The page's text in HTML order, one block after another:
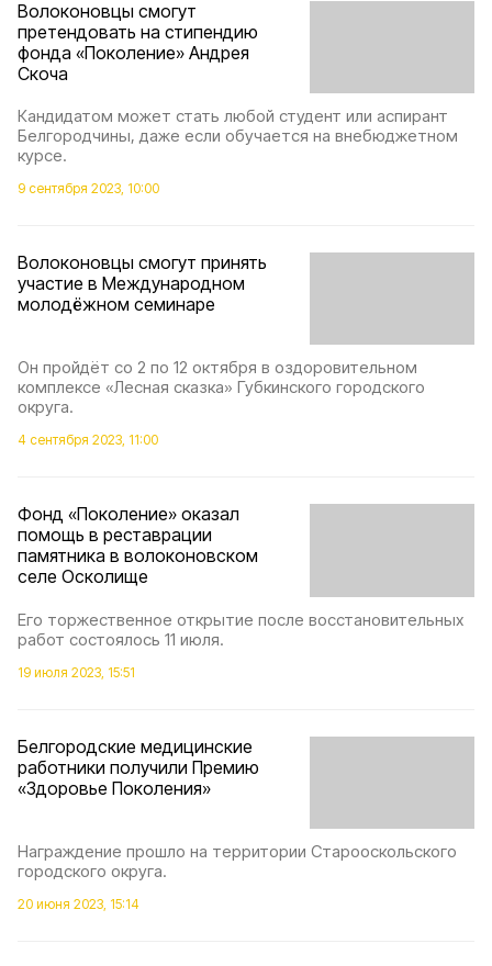
Волоконовцы смогут
претендовать на стипендию
фонда «Поколение» Андрея
Скоча
Кандидатом может стать любой студент или аспирант
Белгородчины, даже если обучается на внебюджетном
курсе.
9 сентября 2023, 10:00
Волоконовцы смогут принять
участие в Международном
молодёжном семинаре
Он пройдёт со 2 по 12 октября в оздоровительном
комплексе «Лесная сказка» Губкинского городского
округа.
4 сентября 2023, 11:00
Фонд «Поколение» оказал
помощь в реставрации
памятника в волоконовском
селе Осколище
Его торжественное открытие после восстановительных
работ состоялось 11 июля.
19 июля 2023, 15:51
Белгородские медицинские
работники получили Премию
«Здоровье Поколения»
Награждение прошло на территории Старооскольского
городского округа.
20 июня 2023, 15:14